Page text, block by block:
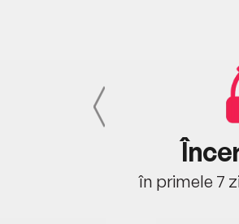
în primele 7